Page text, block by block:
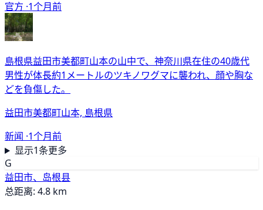
官方 ·1个月前
島根県益田市美都町山本の山中で、神奈川県在住の40歳代
男性が体長約1メートルのツキノワグマに襲われ、顔や胸な
どを負傷した。
益田市美都町山本, 島根県
新闻 ·1个月前
显示1条更多
G
益田市、岛根县
总距离: 4.8 km